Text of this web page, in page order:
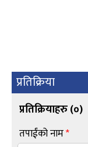
प्रतिक्रिया
प्रतिक्रियाहरु (०)
तपाईंको नाम*